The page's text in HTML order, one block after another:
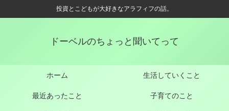
投資とこどもが大好きなアラフィフの話。
ドーベルのちょっと聞いてって
ホーム 生活していくこと
最近あったこと 子育てのこと